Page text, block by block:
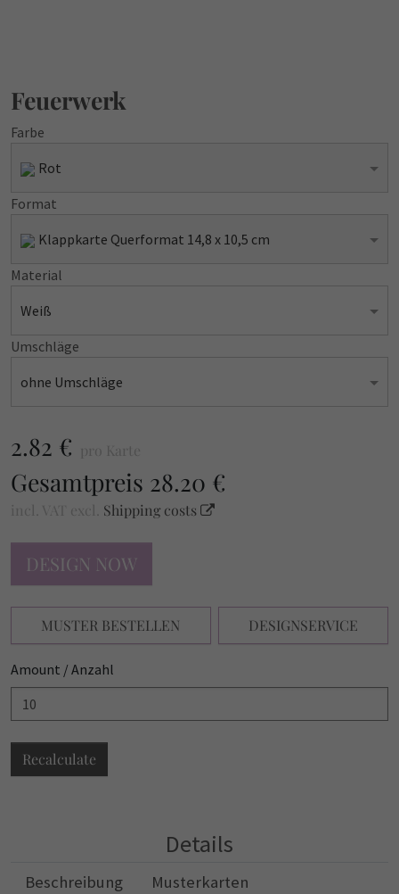
Feuerwerk
Farbe
Rot
Format
Klappkarte Querformat 14,8 x 10,5 cm
Material
Weiß
Umschläge
ohne Umschläge
2.82 € pro Karte
Gesamtpreis 28.20 €
incl. VAT excl. Shipping costs
DESIGN NOW
MUSTER BESTELLEN DESIGNSERVICE
Amount / Anzahl
Recalculate
Details
Beschreibung Musterkarten